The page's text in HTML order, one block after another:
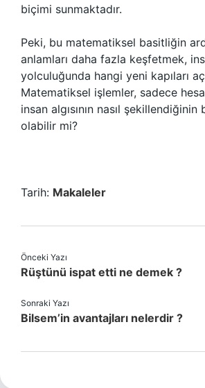
biçimi sunmaktadır.
Peki, bu matematiksel basitliğin
anlamları daha fazla keşfetmek,
yolculuğunda hangi yeni kapıları
Matematiksel işlemler, sadece
insan algısının nasıl
olabilir mi?
Tarih: Makaleler
Önceki Yazı
Rüştünü ispat etti ne demek ?
Sonraki Yazı
Bilsem’in avantajları nelerdir ?